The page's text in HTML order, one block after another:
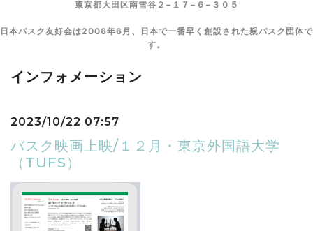
東京都大田区南雪谷２−１７−６−３０５
日本バスク友好会は2006年6月、日本で一番早く創設された親バスク団体で
す。
インフォメーション
2023/10/22 07:57
バスク映画上映/１２月・東京外国語大学
（TUFS）